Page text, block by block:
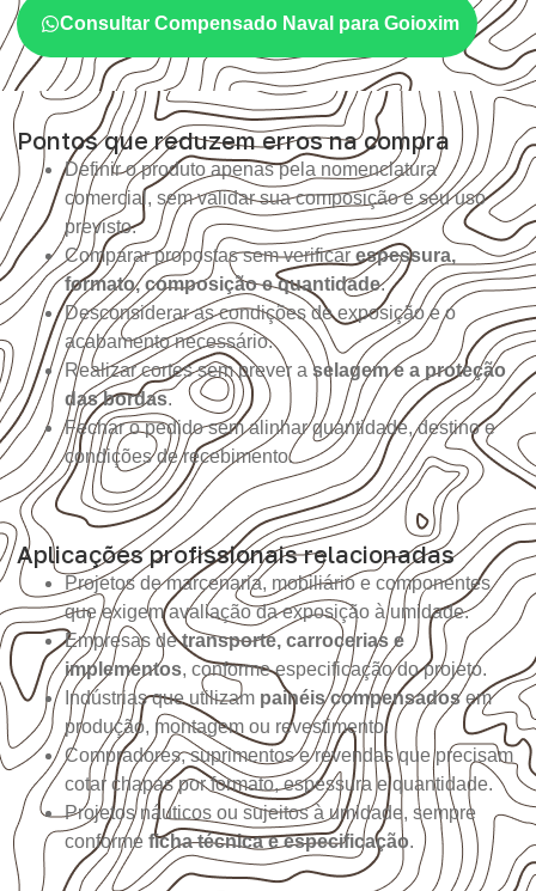
Consultar Compensado Naval para Goioxim
Pontos que reduzem erros na compra
Definir o produto apenas pela nomenclatura
comercial, sem validar sua composição e seu uso
previsto.
Comparar propostas sem verificar espessura,
formato, composição e quantidade.
Desconsiderar as condições de exposição e o
acabamento necessário.
Realizar cortes sem prever a selagem e a proteção
das bordas.
Fechar o pedido sem alinhar quantidade, destino e
condições de recebimento.
Aplicações profissionais relacionadas
Projetos de marcenaria, mobiliário e componentes
que exigem avaliação da exposição à umidade.
Empresas detransporte, carrocerias e
implementos, conforme especificação do projeto.
Indústrias que utilizam painéis compensadosem
produção, montagem ou revestimento.
Compradores, suprimentos e revendas que precisam
cotar chapas por formato, espessura e quantidade.
Projetos náuticos ou sujeitos à umidade, sempre
conforme ficha técnica e especificação.